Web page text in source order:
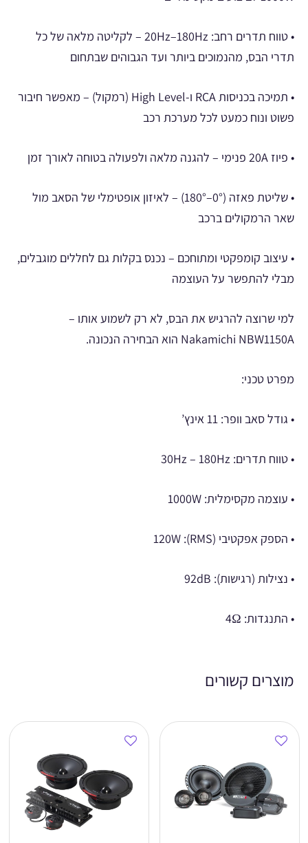
• טווח תדרים רחב: 20Hz–180Hz – לקליטה מלאה של כל
תדרי הבס, מהנמוכים ביותר ועד הגבוהים שבתחום
• תמיכה בכניסות RCA ו-High Level (רמקול) – מאפשר חיבור
פשוט ונוח כמעט לכל מערכת רכב
• פיוז 20A פנימי – להגנה מלאה ולפעולה בטוחה לאורך זמן
• שליטת פאזה (0°–180°) – לאיזון אופטימלי של הסאב מול
שאר הרמקולים ברכב
• עיצוב קומפקטי ומתוחכם – נכנס בקלות גם לחללים מוגבלים,
מבלי להתפשר על העוצמה
למי שרוצה להרגיש את הבס, לא רק לשמוע אותו –
Nakamichi NBW1150A הוא הבחירה הנכונה.
מפרט טכני:
• גודל סאב וופר: 11 אינץ’
• טווח תדרים: 30Hz – 180Hz
• עוצמה מקסימלית: 1000W
• הספק אפקטיבי (RMS): 120W
• נצילות (רגישות): 92dB
• התנגדות: 4Ω
מוצרים קשורים